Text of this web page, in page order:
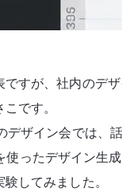
ですが、社内のデ
です。
デザイン会では、
使ったデザイン生
してみました。